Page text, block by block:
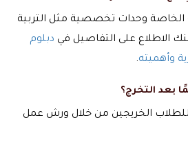
الخاصة وحدات تخصصية مثل التربية
الاطلاع على التفاصيل في دبلوم
وأهميته.
بعد التخرج؟
الخريجين من خلال ورش عمل